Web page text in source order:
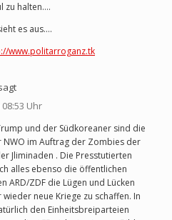
zu halten….
es aus….
www.politarroganz.tk
Uhr
und der Südkoreaner sind die
NWO im Auftrag der Zombies der
Jliminaden . Die Presstutierten
alles ebenso die öffentlichen
ARD/ZDF die Lügen und Lücken
neue Kriege zu schaffen. In
den Einheitsbreiparteien